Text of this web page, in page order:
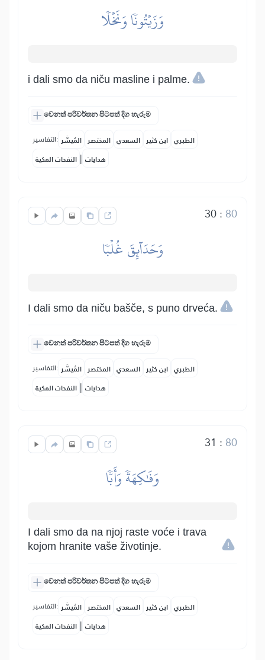
وَزَيۡتُونٗا وَنَخۡلٗا
i dali smo da niču masline i palme.
වෙනත් පරිවර්තන පිටපත් දිග හැරුම
التفاسير: المُيسَّر المختصر السعدي ابن كثير الطبري
النفحات المكية | هدايات
30: 80
وَحَدَآئِقَ غُلۡبٗا
I dali smo da niču bašče, s puno drveća.
වෙනත් පරිවර්තන පිටපත් දිග හැරුම
التفاسير: المُيسَّر المختصر السعدي ابن كثير الطبري
النفحات المكية | هدايات
31 : 80
وَفَٰكِهَةٗ وَأَبّٗا
I dali smo da na njoj raste voće i trava
kojom hranite vaše životinje.
වෙනත් පරිවර්තන පිටපත් දිග හැරුම
التفاسير: المُيسَّر المختصر السعدي ابن كثير الطبري
النفحات المكية | هدايات